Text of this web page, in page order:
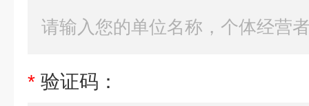
* 验证码：